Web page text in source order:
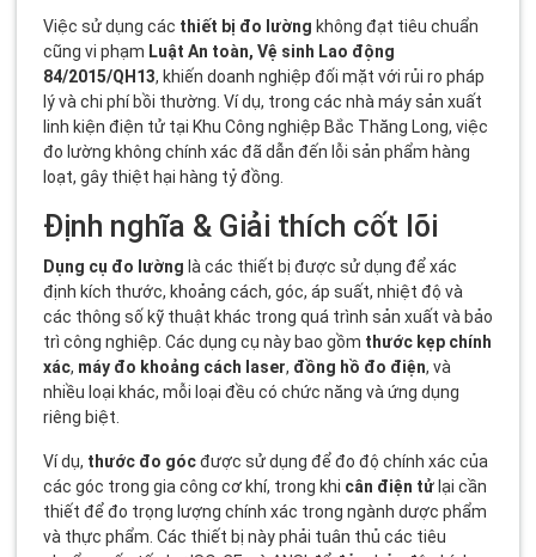
Việc sử dụng các thiết bị đo lường không đạt tiêu chuẩn
cũng vi phạm Luật An toàn, Vệ sinh Lao động
84/2015/QH13, khiến doanh nghiệp đối mặt với rủi ro pháp
lý và chi phí bồi thường. Ví dụ, trong các nhà máy sản xuất
linh kiện điện tử tại Khu Công nghiệp Bắc Thăng Long, việc
đo lường không chính xác đã dẫn đến lỗi sản phẩm hàng
loạt, gây thiệt hại hàng tỷ đồng.
Định nghĩa & Giải thích cốt lõi
Dụng cụ đo lường là các thiết bị được sử dụng để xác
định kích thước, khoảng cách, góc, áp suất, nhiệt độ và
các thông số kỹ thuật khác trong quá trình sản xuất và bảo
trì công nghiệp. Các dụng cụ này bao gồm thước kẹp chính
xác, máy đo khoảng cách laser, đồng hồ đo điện, và
nhiều loại khác, mỗi loại đều có chức năng và ứng dụng
riêng biệt.
Ví dụ, thước đo gócđược sử dụng để đo độ chính xác của
các góc trong gia công cơ khí, trong khi cân điện tử lại cần
thiết để đo trọng lượng chính xác trong ngành dược phẩm
và thực phẩm. Các thiết bị này phải tuân thủ các tiêu